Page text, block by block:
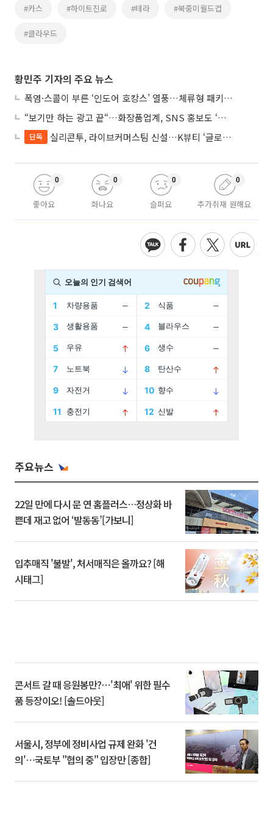
#카스 #하이트진로 #테라 #북중미월드컵
#클라우드
황민주 기자의 주요 뉴스
폭염·스콜이 부른 ‘인도어 호캉스’ 열풍…체류형 패키지 뜬다
“보기만 하는 광고 끝“…화장품업계, SNS 홍보도 ‘참여형 콘텐츠’로 변모
단독 실리콘투, 라이브커머스팀 신설…K뷰티 ‘글로벌 판매망’ 확대
좋아요
0
화나요
0
슬퍼요
0
추가취재 원해요
0
주요뉴스
22일 만에 다시 문 연 홈플러스…정상화 바
쁜데 재고 없어 ‘발동동’[가보니]
입추매직 '불발', 처서매직은 올까요? [해
시태그]
콘서트 갈 때 응원봉만?⋯'최애' 위한 필수
품 등장이오! [솔드아웃]
서울시, 정부에 정비사업 규제 완화 '건
의'⋯국토부 "협의 중" 입장만 [종합]